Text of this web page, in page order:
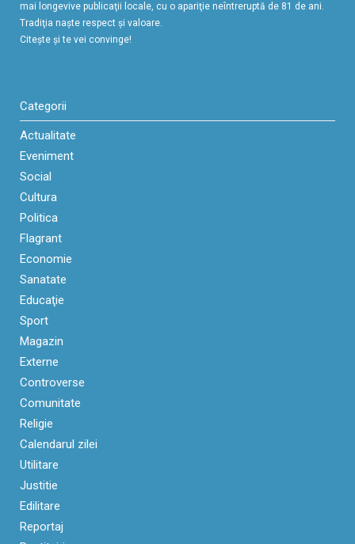
mai longevive publicaţii locale, cu o apariţie neîntreruptă de 81 de ani.
Tradiţia naşte respect şi valoare.
Citeşte şi te vei convinge!
Categorii
Actualitate
Eveniment
Social
Cultura
Politica
Flagrant
Economie
Sanatate
Educaţie
Sport
Magazin
Externe
Controverse
Comunitate
Religie
Calendarul zilei
Utilitare
Justitie
Edilitare
Reportaj